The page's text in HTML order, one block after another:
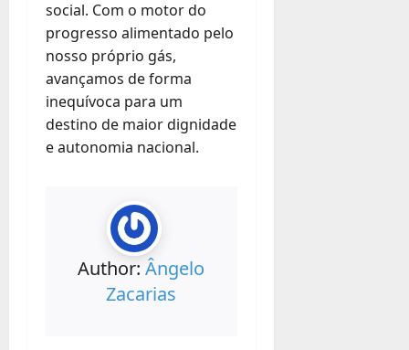
social. Com o motor do
progresso alimentado pelo
nosso próprio gás,
avançamos de forma
inequívoca para um
destino de maior dignidade
e autonomia nacional.
Author: Ângelo
Zacarias